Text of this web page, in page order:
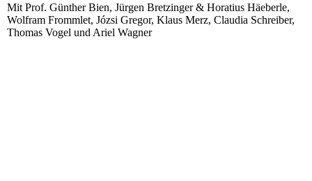
Mit Prof. Günther Bien, Jürgen Bretzinger & Horatius Häeberle,
Wolfram Frommlet, Józsi Gregor, Klaus Merz, Claudia Schreiber,
Thomas Vogel und Ariel Wagner